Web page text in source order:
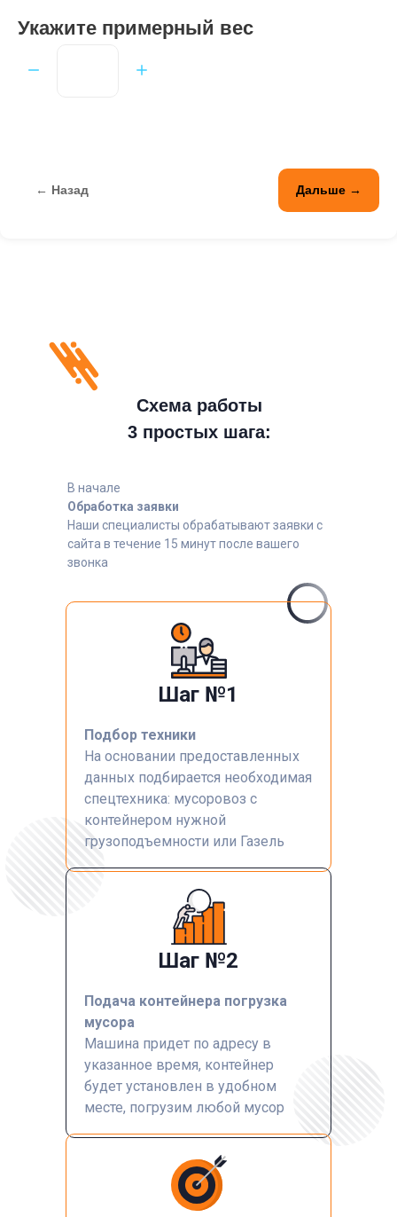
Укажите примерный вес
← Назад Дальше →
Схема работы
3 простых шага:
В начале
Обработка заявки
Наши специалисты обрабатывают заявки с
сайта в течение 15 минут после вашего
звонка
Шаг №1
Подбор техники
На основании предоставленных
данных подбирается необходимая
спецтехника: мусоровоз с
контейнером нужной
грузоподъемности или Газель
Шаг №2
Подача контейнера погрузка
мусора
Машина придет по адресу в
указанное время, контейнер
будет установлен в удобном
месте, погрузим любой мусор